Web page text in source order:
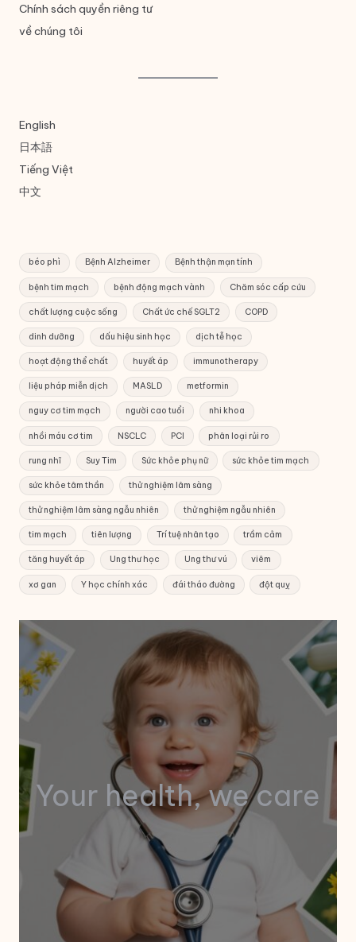
Chính sách quyền riêng tư
về chúng tôi
English
日本語
Tiếng Việt
中文
béo phì Bệnh Alzheimer Bệnh thận mạn tính
bệnh tim mạch bệnh động mạch vành Chăm sóc cấp cứu
chất lượng cuộc sống Chất ức chế SGLT2 COPD
dinh dưỡng dấu hiệu sinh học dịch tễ học
hoạt động thể chất huyết áp immunotherapy
liệu pháp miễn dịch MASLD metformin
nguy cơ tim mạch người cao tuổi nhi khoa
nhồi máu cơ tim NSCLC PCI phân loại rủi ro
rung nhĩ Suy Tim Sức khỏe phụ nữ sức khỏe tim mạch
sức khỏe tâm thần thử nghiệm lâm sàng
thử nghiệm lâm sàng ngẫu nhiên thử nghiệm ngẫu nhiên
tim mạch tiên lượng Trí tuệ nhân tạo trầm cảm
tăng huyết áp Ung thư học Ung thư vú viêm
xơ gan Y học chính xác đái tháo đường đột quỵ
Your health, we care